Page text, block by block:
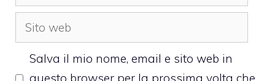
Sito
web
Salva il mio nome, email e sito web in
questo browser per la prossima volta che